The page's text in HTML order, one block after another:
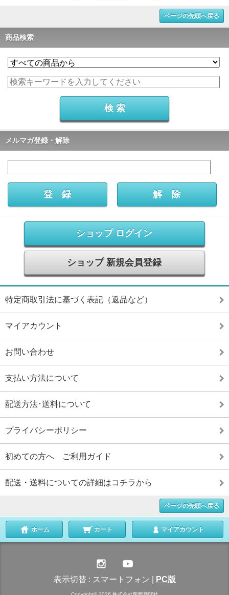
ページの先頭へ戻る
商品検索
メルマガ登録・解除
ショップ ログイン
ショップ 新規会員登録
特定商取引法に基づく表記（返品など）
マイアカウント
お問い合わせ
支払い方法について
配送方法･送料について
プライバシーポリシー
初めての方へ ご利用ガイド
配送・送料についての詳細はコチラから
ページの先頭へ戻る
ホーム カート マイアカウント
表示切替 : スマートフォン PC版